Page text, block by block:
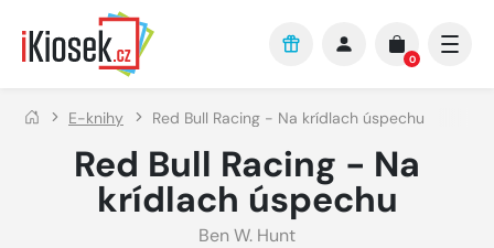
Přejít na hlavní obsah
0
E-knihy Red Bull Racing - Na krídlach úspechu
Red Bull Racing - Na
krídlach úspechu
Ben W. Hunt